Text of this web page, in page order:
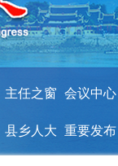
主任之窗 会议中心
县乡人大 重要发布